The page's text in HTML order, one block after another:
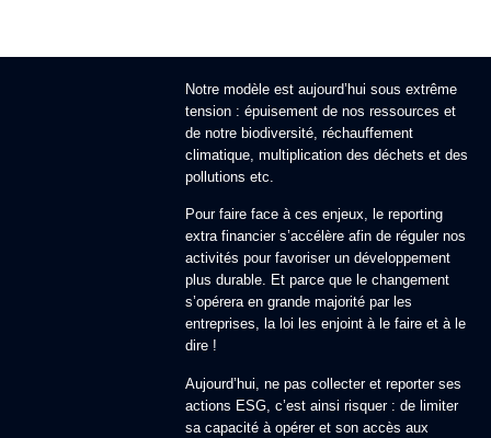
Notre modèle est aujourd’hui sous extrême
tension : épuisement de nos ressources et
de notre biodiversité, réchauffement
climatique, multiplication des déchets et des
pollutions etc.
Pour faire face à ces enjeux, le reporting
extra financier s’accélère afin de réguler nos
activités pour favoriser un développement
plus durable. Et parce que le changement
s’opérera en grande majorité par les
entreprises, la loi les enjoint à le faire et à le
dire !
Aujourd’hui, ne pas collecter et reporter ses
actions ESG, c’est ainsi risquer : de limiter
sa capacité à opérer et son accès aux